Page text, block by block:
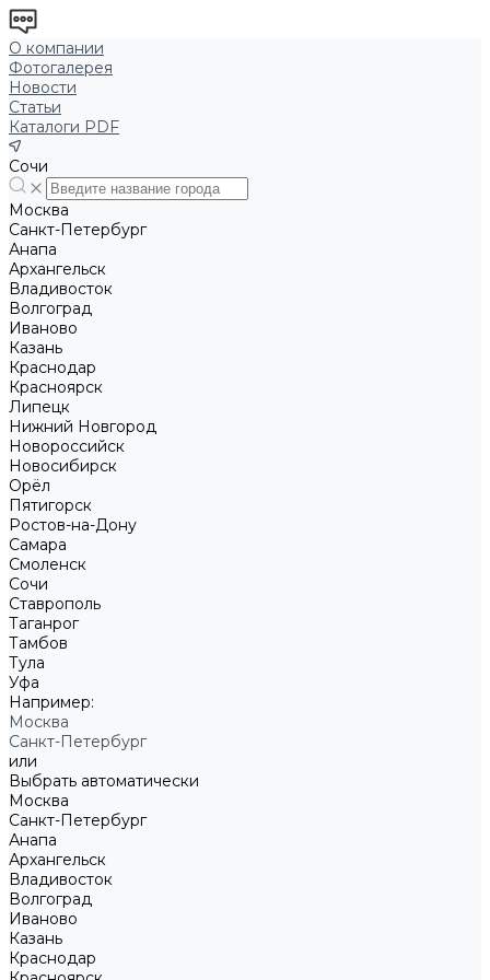
О компании
Фотогалерея
Новости
Статьи
Каталоги PDF
Сочи
Москва
Санкт-Петербург
Анапа
Архангельск
Владивосток
Волгоград
Иваново
Казань
Краснодар
Красноярск
Липецк
Нижний Новгород
Новороссийск
Новосибирск
Орёл
Пятигорск
Ростов-на-Дону
Самара
Смоленск
Сочи
Ставрополь
Таганрог
Тамбов
Тула
Уфа
Например:
Москва
Санкт-Петербург
или
Выбрать автоматически
Москва
Санкт-Петербург
Анапа
Архангельск
Владивосток
Волгоград
Иваново
Казань
Краснодар